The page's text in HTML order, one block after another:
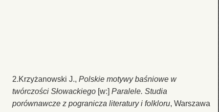
2.Krzyżanowski J., Polskie motywy baśniowe w
twórczości Słowackiego [w:] Paralele. Studia
porównawcze z pogranicza literatury i folkloru, Warszawa